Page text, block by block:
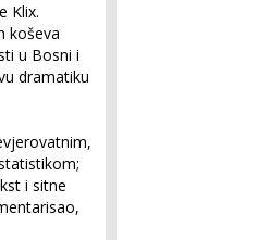
Klix.
koševa
u Bosni i
dramatiku
i sitne